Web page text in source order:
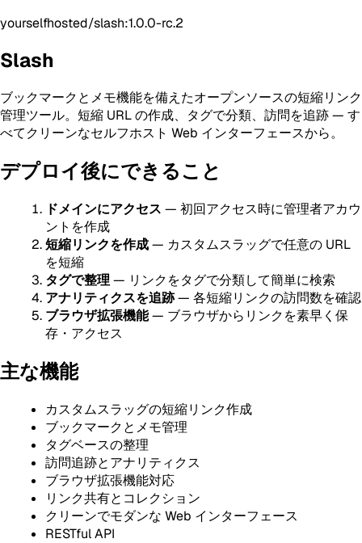
yourselfhosted/slash:1.0.0-rc.2
Slash
ブックマークとメモ機能を備えたオープンソースの短縮リンク
管理ツール。短縮 URL の作成、タグで分類、訪問を追跡 — す
べてクリーンなセルフホスト Web インターフェースから。
デプロイ後にできること
ドメインにアクセス — 初回アクセス時に管理者アカウ
ントを作成
短縮リンクを作成— カスタムスラッグで任意の URL
を短縮
タグで整理 — リンクをタグで分類して簡単に検索
アナリティクスを追跡— 各短縮リンクの訪問数を確認
ブラウザ拡張機能— ブラウザからリンクを素早く保
存・アクセス
主な機能
カスタムスラッグの短縮リンク作成
ブックマークとメモ管理
タグベースの整理
訪問追跡とアナリティクス
ブラウザ拡張機能対応
リンク共有とコレクション
クリーンでモダンな Web インターフェース
RESTful API